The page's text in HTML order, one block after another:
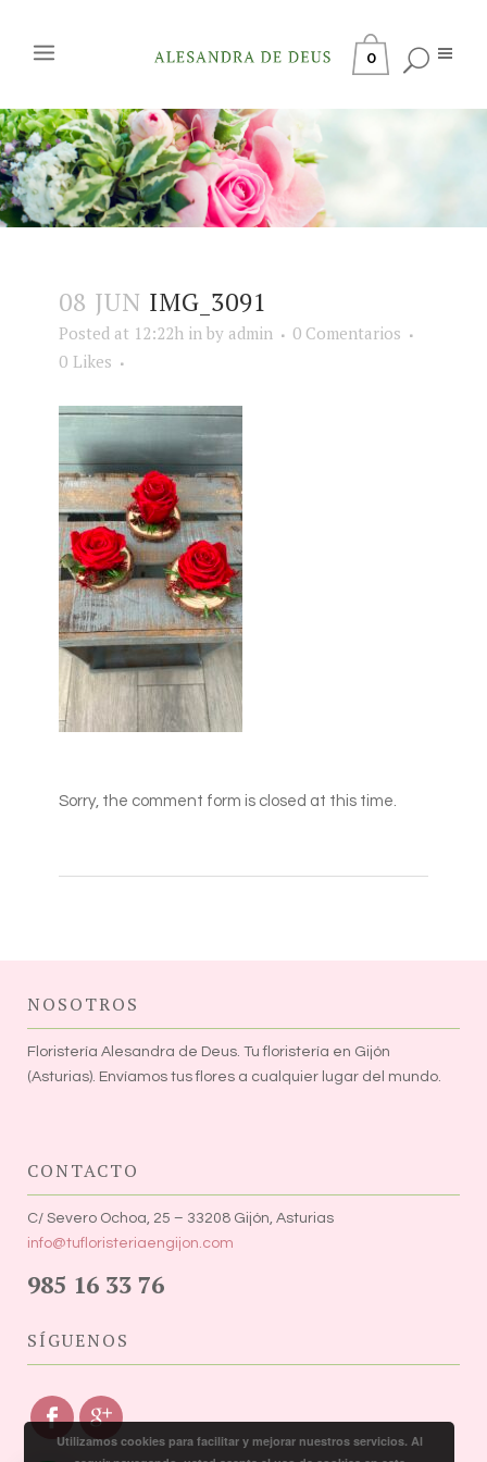
0
08 JUN IMG_3091
Posted at 12:22h in by admin
0 Comentarios
0 Likes
Sorry, the comment form is closed at this time.
NOSOTROS
Floristería Alesandra de Deus. Tu floristería en Gijón
(Asturias). Envíamos tus flores a cualquier lugar del mundo.
CONTACTO
C/ Severo Ochoa, 25 – 33208 Gijón, Asturias
info@tufloristeriaengijon.com
985 16 33 76
SÍGUENOS
Utilizamos cookies para facilitar y mejorar nuestros servicios. Al